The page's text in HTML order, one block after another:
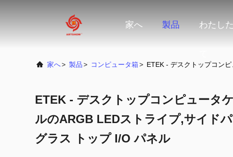
家へ 製品 わたし
家へ> 製品> コンピュータ箱> ETEK - デスクトップコン
ETEK - デスクトップコンピュータ
ルのARGB LEDストライプ,サイド
グラス トップ I/O パネル